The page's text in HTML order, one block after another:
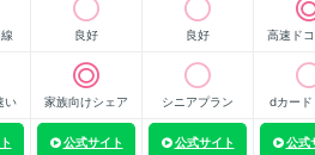
良好 良好 高速ド
い 家族向けシェア シニアプラン dカード
公式サイト 公式サイト 公式